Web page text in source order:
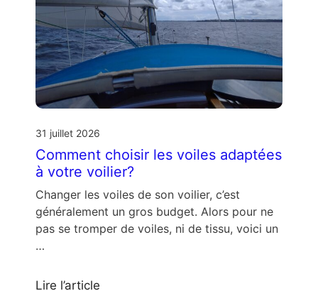
31 juillet 2026
Comment choisir les voiles adaptées
à votre voilier?
Changer les voiles de son voilier, c’est
généralement un gros budget. Alors pour ne
pas se tromper de voiles, ni de tissu, voici un
…
Lire l’article